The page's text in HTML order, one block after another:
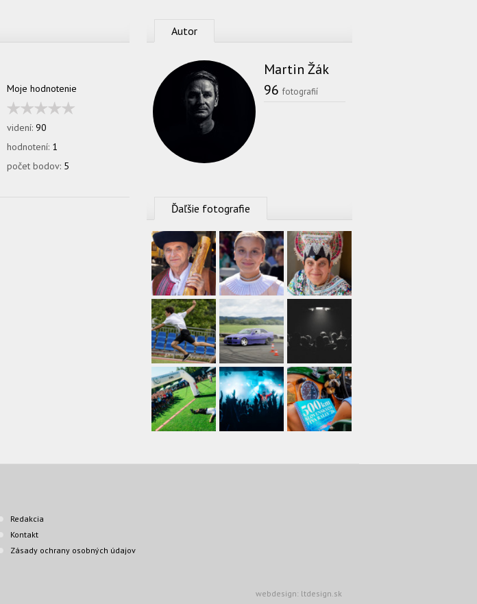
Moje hodnotenie
videní: 90
hodnotení: 1
počet bodov: 5
Autor
Martin Žák
96 fotografií
Ďaľšie fotografie
Redakcia
Kontakt
Zásady ochrany osobných údajov
webdesign: ltdesign.sk